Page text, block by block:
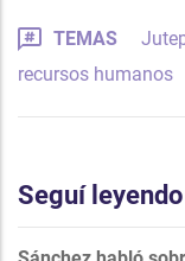
TEMAS
recursos humanos
Seguí leyendo